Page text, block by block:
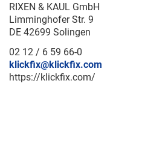
RIXEN & KAUL GmbH
Limminghofer Str. 9
DE 42699 Solingen
02 12 / 6 59 66-0
klickfix@klickfix.com
https://klickfix.com/